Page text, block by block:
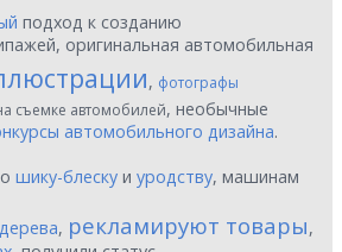
подход к созданию
оригинальная автомобильная
, фотографы
съемке автомобилей, необычные
автомобильного дизайна.
шику-блеску и уродству, машинам
, рекламируют товары,